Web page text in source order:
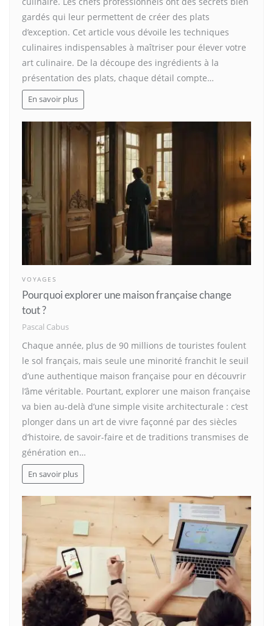
gardés qui leur permettent de créer des plats
d’exception. Cet article vous dévoile les techniques
culinaires indispensables à maîtriser pour élever votre
art culinaire. De la découpe des ingrédients à la
présentation des plats, chaque détail compte…
En savoir plus
VOYAGES
Pourquoi explorer une maison française change
tout ?
Pascal Cabus
Chaque année, plus de 90 millions de touristes foulent
le sol français, mais seule une minorité franchit le seuil
d’une authentique maison française pour en découvrir
l’âme véritable. Pourtant, explorer une maison française
va bien au-delà d’une simple visite architecturale : c’est
plonger dans un art de vivre façonné par des siècles
d’histoire, de savoir-faire et de traditions transmises de
génération en…
En savoir plus